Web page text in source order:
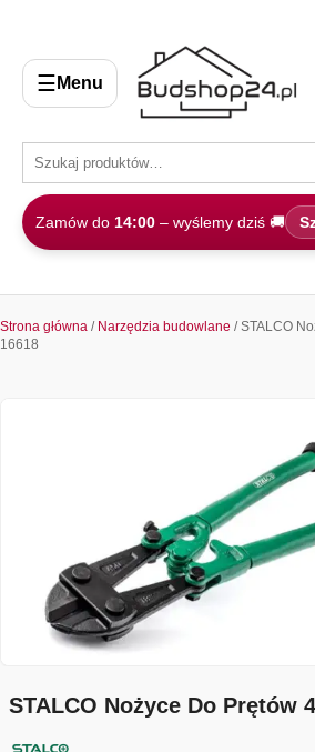
☰ Menu
Zamów do 14:00 – wyślemy dziś 🚚
Strona główna / Narzędzia budowlane / STALCO
16618
STALCO Nożyce Do Prętów